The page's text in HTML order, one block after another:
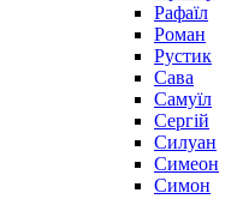
Рафаїл
Роман
Рустик
Сава
Самуїл
Сергій
Силуан
Симеон
Симон